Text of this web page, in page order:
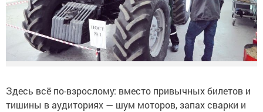
Здесь всё по-взрослому: вместо привычных билетов и
тишины в аудиториях — шум моторов, запах сварки и